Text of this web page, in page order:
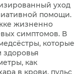
уход
помощи.
жизненно
симптомов. В
которые
здоровья
как
в крови, пульс